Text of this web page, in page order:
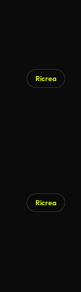
Ricrea
Ricrea